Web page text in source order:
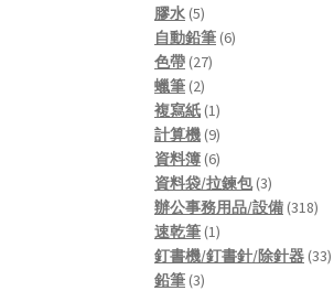
膠水 55
products
自動鉛筆 66
色帶 2727
蠟筆 22
products
複寫紙 11
product
計算機 99
products
資料簿 66
products
資料袋/拉鍊包 33
products
辦公事務用品/設備 318318
速乾筆 11
product
釘書機/釘書針/除針器 3333
鉛筆 33